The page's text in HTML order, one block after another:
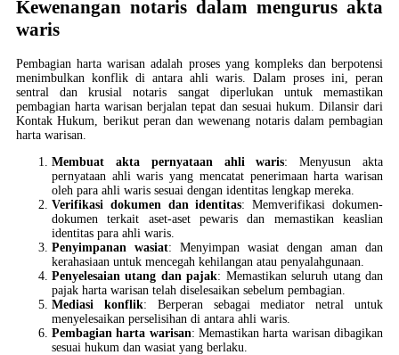
Kewenangan notaris dalam mengurus akta
waris
Pembagian harta warisan adalah proses yang kompleks dan berpotensi
menimbulkan konflik di antara ahli waris. Dalam proses ini, peran
sentral dan krusial notaris sangat diperlukan untuk memastikan
pembagian harta warisan berjalan tepat dan sesuai hukum. Dilansir dari
Kontak Hukum, berikut peran dan wewenang notaris dalam pembagian
harta warisan.
Membuat akta pernyataan ahli waris: Menyusun akta
pernyataan ahli waris yang mencatat penerimaan harta warisan
oleh para ahli waris sesuai dengan identitas lengkap mereka.
Verifikasi dokumen dan identitas: Memverifikasi dokumen-
dokumen terkait aset-aset pewaris dan memastikan keaslian
identitas para ahli waris.
Penyimpanan wasiat: Menyimpan wasiat dengan aman dan
kerahasiaan untuk mencegah kehilangan atau penyalahgunaan.
Penyelesaian utang dan pajak: Memastikan seluruh utang dan
pajak harta warisan telah diselesaikan sebelum pembagian.
Mediasi konflik: Berperan sebagai mediator netral untuk
menyelesaikan perselisihan di antara ahli waris.
Pembagian harta warisan: Memastikan harta warisan dibagikan
sesuai hukum dan wasiat yang berlaku.